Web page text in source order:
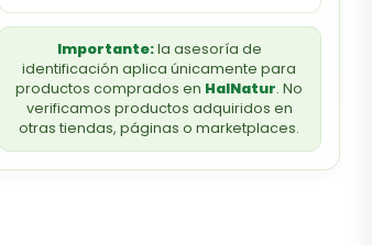
Importante:la asesoría de
identificación aplica únicamente para
productos comprados en HalNatur. No
verificamos productos adquiridos en
otras tiendas, páginas o marketplaces.